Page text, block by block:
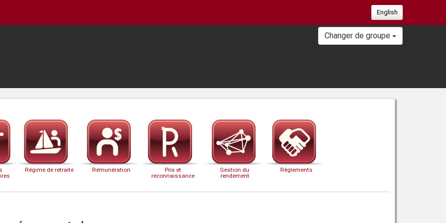
English
Changer de groupe
Régime de retraite Rémunération
Prix et
reconnaissance
Gestion du
rendement
Règlements